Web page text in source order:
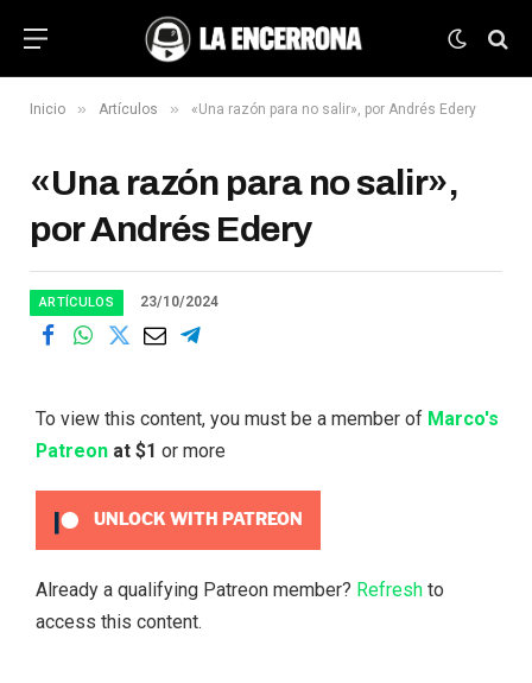
Inicio » Artículos » «Una razón para no salir», por Andrés Edery
«Una razón para no salir»,
por Andrés Edery
ARTÍCULOS 23/10/2024
To view this content, you must be a member of Marco's
Patreon at $1 or more
UNLOCK WITH PATREON
Already a qualifying Patreon member? Refresh to
access this content.